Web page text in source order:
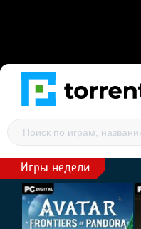
Игры недели